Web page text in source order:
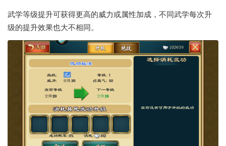
武学等级提升可获得更高的威力或属性加成，不同武学每次升
级的提升效果也大不相同。